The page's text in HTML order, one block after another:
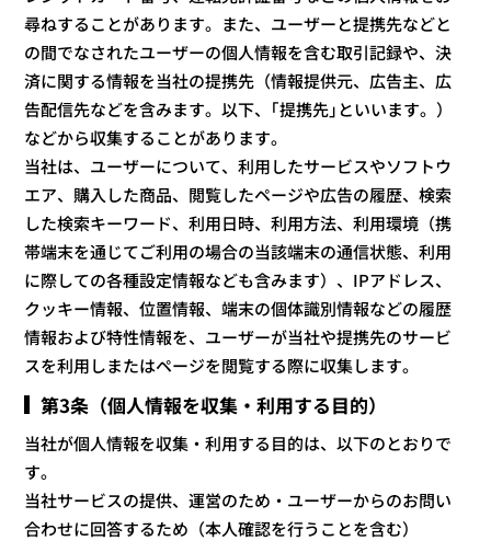
尋ねすることがあります。また、ユーザーと提携先などと
の間でなされたユーザーの個人情報を含む取引記録や、決
済に関する情報を当社の提携先（情報提供元、広告主、広
告配信先などを含みます。以下、｢提携先｣といいます。）
などから収集することがあります。
当社は、ユーザーについて、利用したサービスやソフトウ
エア、購入した商品、閲覧したページや広告の履歴、検索
した検索キーワード、利用日時、利用方法、利用環境（携
帯端末を通じてご利用の場合の当該端末の通信状態、利用
に際しての各種設定情報なども含みます）、IPアドレス、
クッキー情報、位置情報、端末の個体識別情報などの履歴
情報および特性情報を、ユーザーが当社や提携先のサービ
スを利用しまたはページを閲覧する際に収集します。
第3条（個人情報を収集・利用する目的）
当社が個人情報を収集・利用する目的は、以下のとおりで
す。
当社サービスの提供、運営のため・ユーザーからのお問い
合わせに回答するため（本人確認を行うことを含む）